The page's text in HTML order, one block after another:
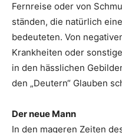
Fernreise oder von
ständen, die natürlich
bedeuteten. Von
Krankheiten oder
in den hässlichen
den „Deutern“ Glauben
Der neue Mann
In den mageren Zeiten